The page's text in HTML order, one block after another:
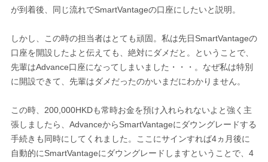
が到着後、同じ流れでSmartVantageの口座にしたいと説明。
しかし、この時の担当者はとても頑固。私は先日SmartVantageの
口座を開設したよと伝えても、絶対にダメだと。ということで、
先輩はAdvance口座になってしまいました・・・。なぜ私は特別
に開設できて、先輩はダメだったのかいまだにわかりません。
この時、200,000HKDも常時お金を預け入れられないよと強く主
張しましたら、AdvanceからSmartVantageにダウングレードする
手続きも同時にしてくれました。ここにサインすれば4ヵ月後に
自動的にSmartVantageにダウングレードしますということで、4